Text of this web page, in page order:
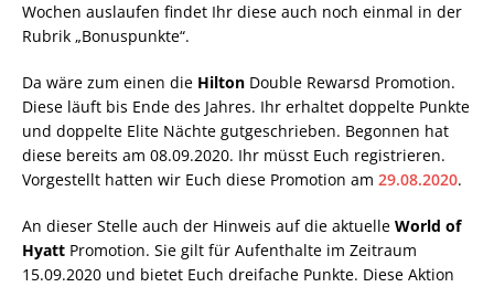
Wochen auslaufen findet Ihr diese auch noch einmal in der
Rubrik „Bonuspunkte“.
Da wäre zum einen die Hilton Double Rewarsd Promotion.
Diese läuft bis Ende des Jahres. Ihr erhaltet doppelte Punkte
und doppelte Elite Nächte gutgeschrieben. Begonnen hat
diese bereits am 08.09.2020. Ihr müsst Euch registrieren.
Vorgestellt hatten wir Euch diese Promotion am 29.08.2020.
An dieser Stelle auch der Hinweis auf die aktuelle World of
Hyatt Promotion. Sie gilt für Aufenthalte im Zeitraum
15.09.2020 und bietet Euch dreifache Punkte. Diese Aktion